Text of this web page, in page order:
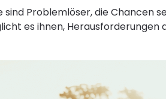
sind Problemlöser, die Chancen
es ihnen, Herausforderungen